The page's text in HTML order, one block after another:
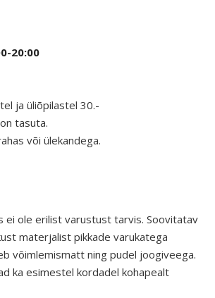
20:00
ja üliõpilastel 30.-
tasuta.
või ülekandega.
ei ole erilist varustust tarvis. Soovitatav
materjalist pikkade varukatega
võimlemismatt ning pudel joogiveega.
ka esimestel kordadel kohapealt